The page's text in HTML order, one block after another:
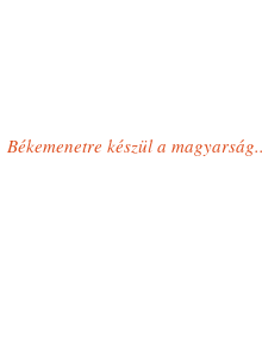
Békemenetre készül a